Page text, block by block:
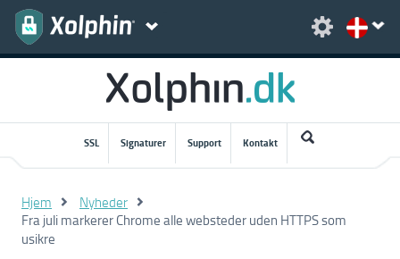
SSL Signaturer Support Kontakt
Hjem Nyheder
Fra juli markerer Chrome alle websteder uden HTTPS som
usikre